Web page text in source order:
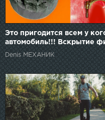
Это пригодится всем у
автомобиль!!! Вскрытие
Denis МЕХАНИК